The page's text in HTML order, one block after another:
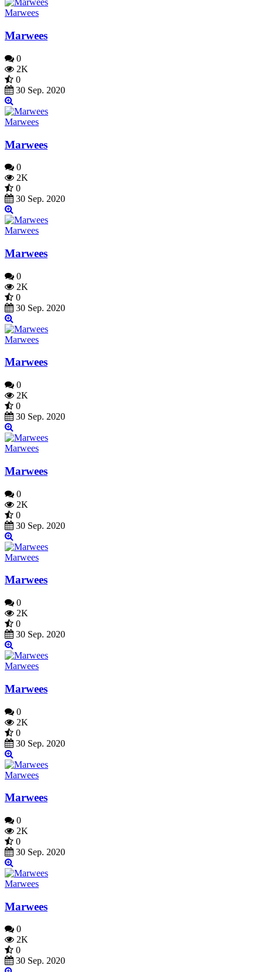
Marwees
Marwees
0
2K
0
30 Sep. 2020
Marwees
Marwees
0
2K
0
30 Sep. 2020
Marwees
Marwees
0
2K
0
30 Sep. 2020
Marwees
Marwees
0
2K
0
30 Sep. 2020
Marwees
Marwees
0
2K
0
30 Sep. 2020
Marwees
Marwees
0
2K
0
30 Sep. 2020
Marwees
Marwees
0
2K
0
30 Sep. 2020
Marwees
Marwees
0
2K
0
30 Sep. 2020
Marwees
Marwees
0
2K
0
30 Sep. 2020